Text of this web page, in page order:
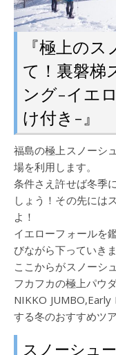
『極上の
て！裏磐梯
ング-イエ
け付き-』
福島の極上スノーシューワールド裏磐梯。アクセスはスキー
場を利用します。
条件さえ許せば冬季
しょう！その先には
よ！
イエローフォールを
びながら下っていきま
ここからがスノーシ
フカフカの極上パウ
NIKKO
する冬のおすすめツ
スノーシュ